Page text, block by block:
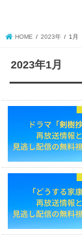
HOME 2023年 1月
2023年1月